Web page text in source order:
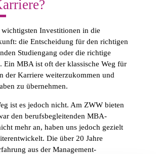
wichtigsten Investitionen in die
die Entscheidung für den richtigen
Studiengang oder die richtige
Ein MBA ist oft der klassische Weg für
der Karriere weiterzukommen und
zu übernehmen.
ist es jedoch nicht. Am ZWW bieten
den berufsbegleitenden MBA-
mehr an, haben uns jedoch gezielt
Die über 20 Jahre
aus der Management-